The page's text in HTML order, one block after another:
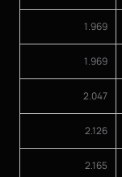
1.969
1.969
2.047
2.126
2.165